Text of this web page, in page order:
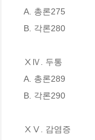
A. 총론275
B. 각론280
ⅩⅣ. 두통
A. 총론289
B. 각론290
ⅩⅤ. 감염증